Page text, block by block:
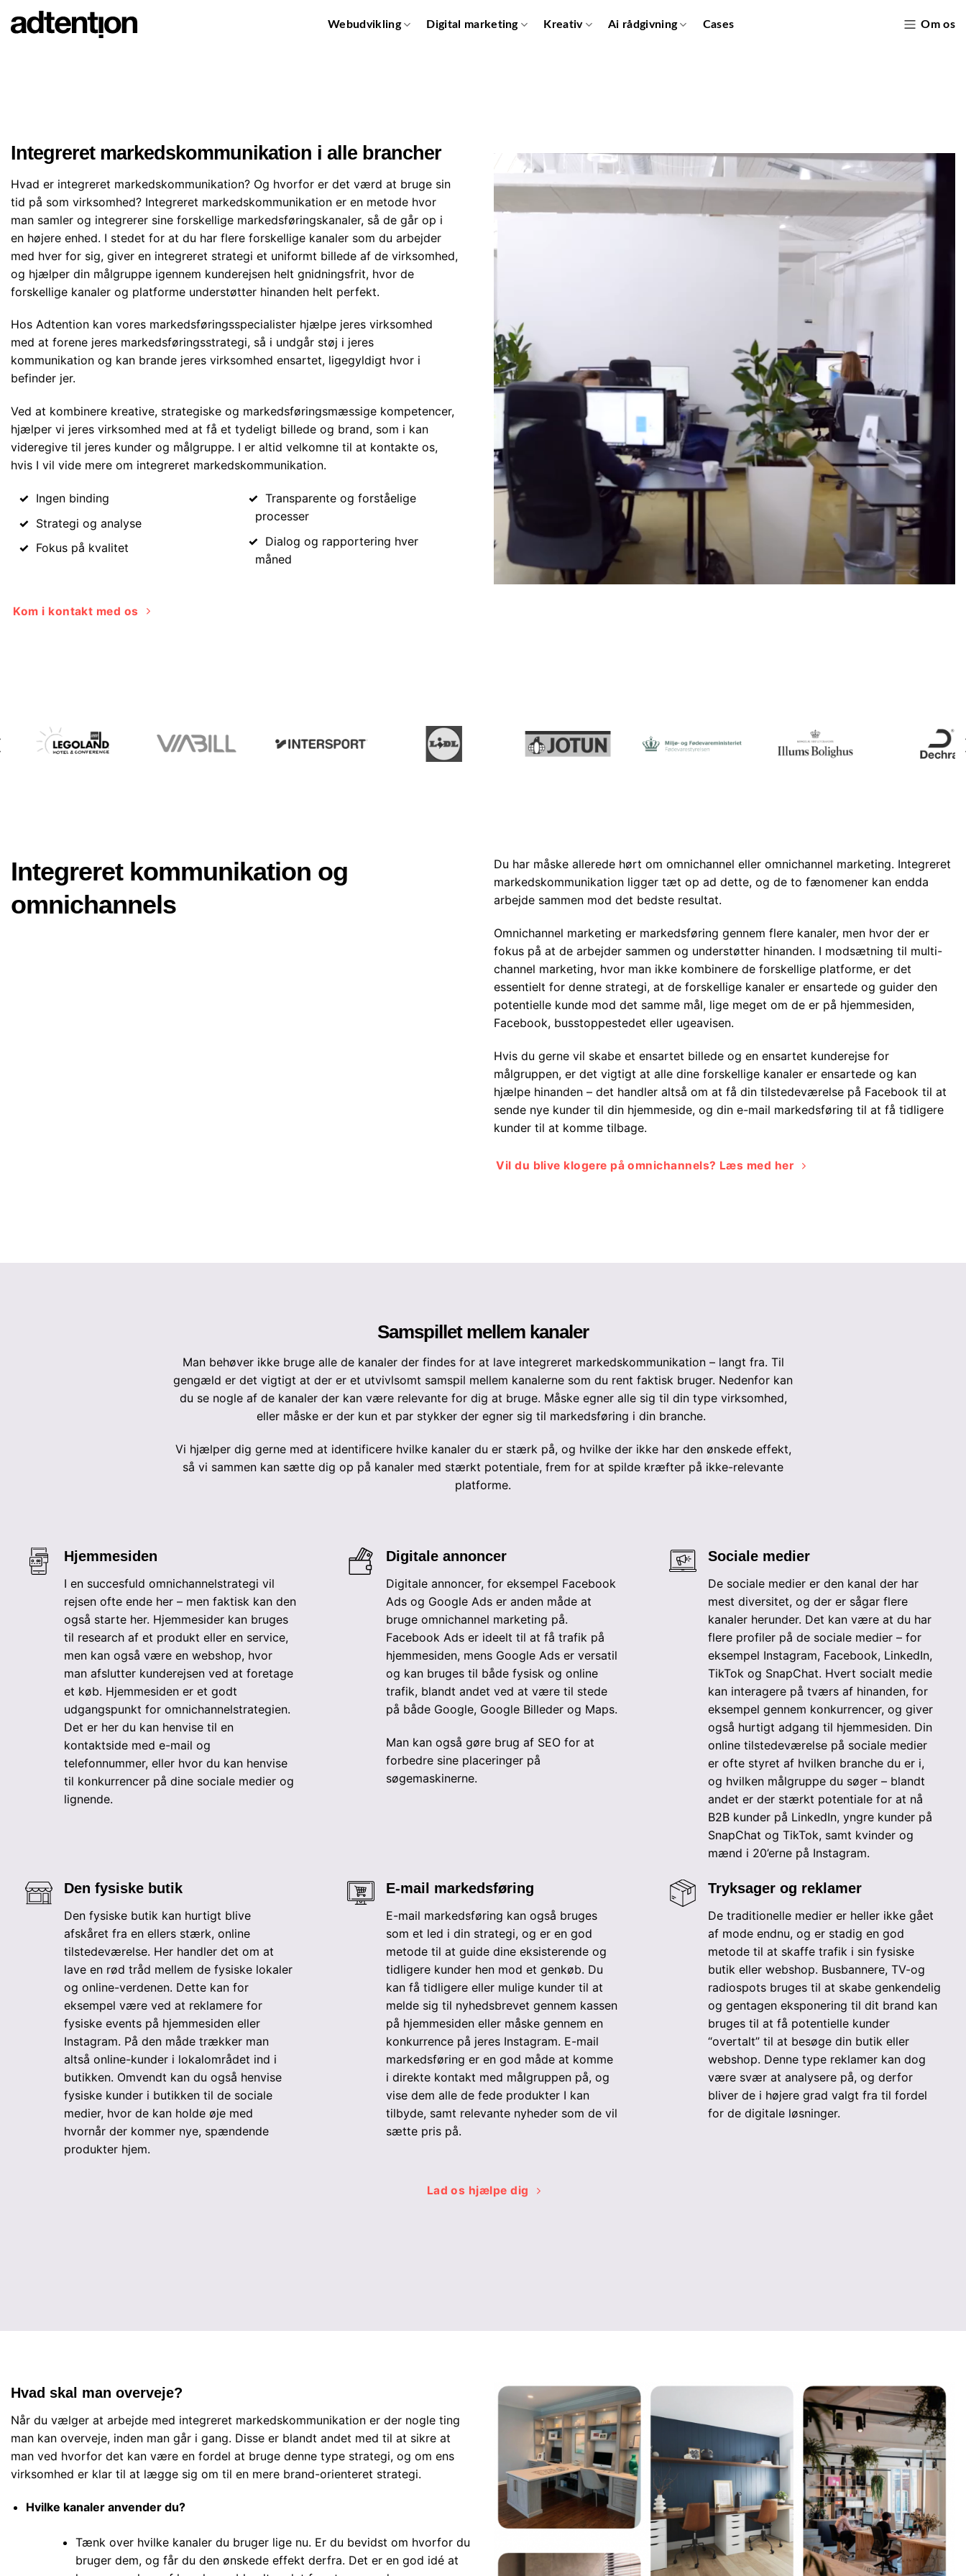
to
Webudvikling Digital marketing Kreativ Ai rådgivning Cases Om os
Integreret markedskommunikation i alle brancher
Hvad er integreret markedskommunikation? Og hvorfor er det værd at bruge sin
tid på som virksomhed? Integreret markedskommunikation er en metode hvor
man samler og integrerer sine forskellige markedsføringskanaler, så de går op i
en højere enhed. I stedet for at du har flere forskellige kanaler som du arbejder
med hver for sig, giver en integreret strategi et uniformt billede af de virksomhed,
og hjælper din målgruppe igennem kunderejsen helt gnidningsfrit, hvor de
forskellige kanaler og platforme understøtter hinanden helt perfekt.
Hos Adtention kan vores markedsføringsspecialister hjælpe jeres virksomhed
med at forene jeres markedsføringsstrategi, så i undgår støj i jeres
kommunikation og kan brande jeres virksomhed ensartet, ligegyldigt hvor i
befinder jer.
Ved at kombinere kreative, strategiske og markedsføringsmæssige kompetencer,
hjælper vi jeres virksomhed med at få et tydeligt billede og brand, som i kan
videregive til jeres kunder og målgruppe. I er altid velkomne til at kontakte os,
hvis I vil vide mere om integreret markedskommunikation.
Ingen binding
Strategi og analyse
Fokus på kvalitet
Transparente og forståelige
processer
Dialog og rapportering hver
måned
Kom i kontakt med os
Integreret kommunikation og
omnichannels
Du har måske allerede hørt om omnichannel eller omnichannel marketing. Integreret
markedskommunikation ligger tæt op ad dette, og de to fænomener kan endda
arbejde sammen mod det bedste resultat.
Omnichannel marketing er markedsføring gennem flere kanaler, men hvor der er
fokus på at de arbejder sammen og understøtter hinanden. I modsætning til multi-
channel marketing, hvor man ikke kombinere de forskellige platforme, er det
essentielt for denne strategi, at de forskellige kanaler er ensartede og guider den
potentielle kunde mod det samme mål, lige meget om de er på hjemmesiden,
Facebook, busstoppestedet eller ugeavisen.
Hvis du gerne vil skabe et ensartet billede og en ensartet kunderejse for
målgruppen, er det vigtigt at alle dine forskellige kanaler er ensartede og kan
hjælpe hinanden – det handler altså om at få din tilstedeværelse på Facebook til at
sende nye kunder til din hjemmeside, og din e-mail markedsføring til at få tidligere
kunder til at komme tilbage.
Vil du blive klogere på omnichannels? Læs med her
Samspillet mellem kanaler
Man behøver ikke bruge alle de kanaler der findes for at lave integreret markedskommunikation – langt fra. Til
gengæld er det vigtigt at der er et utvivlsomt samspil mellem kanalerne som du rent faktisk bruger. Nedenfor kan
du se nogle af de kanaler der kan være relevante for dig at bruge. Måske egner alle sig til din type virksomhed,
eller måske er der kun et par stykker der egner sig til markedsføring i din branche.
Vi hjælper dig gerne med at identificere hvilke kanaler du er stærk på, og hvilke der ikke har den ønskede effekt,
så vi sammen kan sætte dig op på kanaler med stærkt potentiale, frem for at spilde kræfter på ikke-relevante
platforme.
Hjemmesiden
I en succesfuld omnichannelstrategi vil
rejsen ofte ende her – men faktisk kan den
også starte her. Hjemmesider kan bruges
til research af et produkt eller en service,
men kan også være en webshop, hvor
man afslutter kunderejsen ved at foretage
et køb. Hjemmesiden er et godt
udgangspunkt for omnichannelstrategien.
Det er her du kan henvise til en
kontaktside med e-mail og
telefonnummer, eller hvor du kan henvise
til konkurrencer på dine sociale medier og
lignende.
Digitale annoncer
Digitale annoncer, for eksempel Facebook
Ads og Google Ads er anden måde at
bruge omnichannel marketing på.
Facebook Ads er ideelt til at få trafik på
hjemmesiden, mens Google Ads er versatil
og kan bruges til både fysisk og online
trafik, blandt andet ved at være til stede
på både Google, Google Billeder og Maps.
Man kan også gøre brug af SEO for at
forbedre sine placeringer på
søgemaskinerne.
Sociale medier
De sociale medier er den kanal der har
mest diversitet, og der er sågar flere
kanaler herunder. Det kan være at du har
flere profiler på de sociale medier – for
eksempel Instagram, Facebook, LinkedIn,
TikTok og SnapChat. Hvert socialt medie
kan interagere på tværs af hinanden, for
eksempel gennem konkurrencer, og giver
også hurtigt adgang til hjemmesiden. Din
online tilstedeværelse på sociale medier
er ofte styret af hvilken branche du er i,
og hvilken målgruppe du søger – blandt
andet er der stærkt potentiale for at nå
B2B kunder på LinkedIn, yngre kunder på
SnapChat og TikTok, samt kvinder og
mænd i 20’erne på Instagram.
Den fysiske butik
Den fysiske butik kan hurtigt blive
afskåret fra en ellers stærk, online
tilstedeværelse. Her handler det om at
lave en rød tråd mellem de fysiske lokaler
og online-verdenen. Dette kan for
eksempel være ved at reklamere for
fysiske events på hjemmesiden eller
Instagram. På den måde trækker man
altså online-kunder i lokalområdet ind i
butikken. Omvendt kan du også henvise
fysiske kunder i butikken til de sociale
medier, hvor de kan holde øje med
hvornår der kommer nye, spændende
produkter hjem.
E-mail markedsføring
E-mail markedsføring kan også bruges
som et led i din strategi, og er en god
metode til at guide dine eksisterende og
tidligere kunder hen mod et genkøb. Du
kan få tidligere eller mulige kunder til at
melde sig til nyhedsbrevet gennem kassen
på hjemmesiden eller måske gennem en
konkurrence på jeres Instagram. E-mail
markedsføring er en god måde at komme
i direkte kontakt med målgruppen på, og
vise dem alle de fede produkter I kan
tilbyde, samt relevante nyheder som de vil
sætte pris på.
Tryksager og reklamer
De traditionelle medier er heller ikke gået
af mode endnu, og er stadig en god
metode til at skaffe trafik i sin fysiske
butik eller webshop. Busbannere, TV-og
radiospots bruges til at skabe genkendelig
og gentagen eksponering til dit brand kan
bruges til at få potentielle kunder
“overtalt” til at besøge din butik eller
webshop. Denne type reklamer kan dog
være svær at analysere på, og derfor
bliver de i højere grad valgt fra til fordel
for de digitale løsninger.
Lad os hjælpe dig
Hvad skal man overveje?
Når du vælger at arbejde med integreret markedskommunikation er der nogle ting
man kan overveje, inden man går i gang. Disse er blandt andet med til at sikre at
man ved hvorfor det kan være en fordel at bruge denne type strategi, og om ens
virksomhed er klar til at lægge sig om til en mere brand-orienteret strategi.
Hvilke kanaler anvender du?
Tænk over hvilke kanaler du bruger lige nu. Er du bevidst om hvorfor du
bruger dem, og får du den ønskede effekt derfra. Det er en god idé at